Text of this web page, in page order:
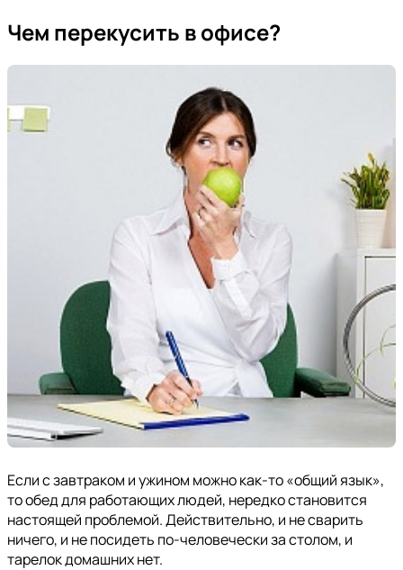
Чем перекусить в офисе?
Если с завтраком и ужином можно как-то «общий язык»,
то обед для работающих людей, нередко становится
настоящей проблемой. Действительно, и не сварить
ничего, и не посидеть по-человечески за столом, и
тарелок домашних нет.